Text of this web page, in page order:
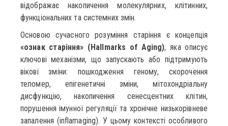
відображає накопичення молекулярних, клітинних,
функціональних та системних змін.
Основою сучасного розуміння старіння є концепція
«ознак старіння» (Hallmarks of Aging), яка описує
ключові механізми, що запускають або підтримують
вікові зміни: пошкодження геному, скорочення
теломер, епігенетичні зміни, мітохондріальну
дисфункцію, накопичення сенесцентних клітин,
порушення імунної регуляції та хронічне низькорівневе
запалення (inflamaging). У цьому контексті особливого